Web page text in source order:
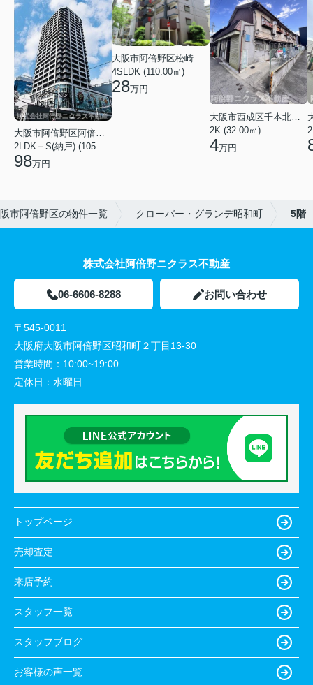
大阪市阿倍野区阿倍野筋１丁目
2LDK＋S(納戸) (105.43㎡)
98万円
4SLDK (110.00㎡)
28万円
2K (32.00㎡)
4万円
市阿倍野区の物件一覧 クローバー・グランデ昭和町 5階
株式会社阿倍野ニクラス不動産
06-6606-8288 お問い合わせ
〒545-0011
大阪府大阪市阿倍野区昭和町２丁目13-30
営業時間： 10:00~19:00
定休日： 水曜日
トップページ
売却査定
来店予約
スタッフ一覧
スタッフブログ
お客様の声一覧